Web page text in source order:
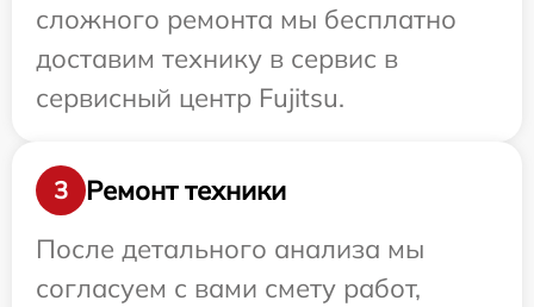
сложного ремонта мы бесплатно
доставим технику в сервис в
сервисный центр Fujitsu.
3
Ремонт техники
После детального анализа мы
согласуем с вами смету работ,